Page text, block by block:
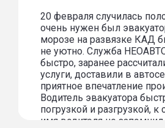
20 февраля случилась
очень нужен был
морозе на развязке КАД
не уютно. Служба
быстро, заранее
услуги, доставили в
приятное впечатление
Водитель эвакуатора
погрузкой и разгрузкой,
имя водителя не